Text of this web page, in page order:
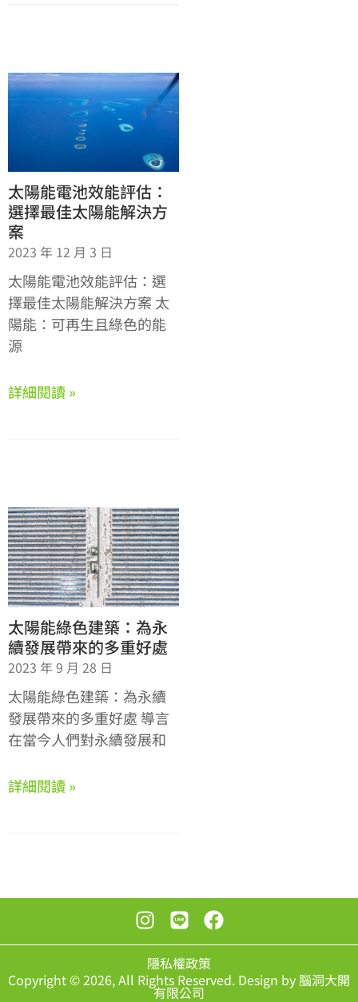
太陽能電池效能評估：
選擇最佳太陽能解決方
案
2023 年 12 月 3 日
太陽能電池效能評估：選
擇最佳太陽能解決方案 太
陽能：可再生且綠色的能
源
詳細閱讀 »
太陽能綠色建築：為永
續發展帶來的多重好處
2023 年 9 月 28 日
太陽能綠色建築：為永續
發展帶來的多重好處 導言
在當今人們對永續發展和
詳細閱讀 »
隱私權政策
Copyright © 2026, All Rights Reserved. Design by 腦洞大開
有限公司